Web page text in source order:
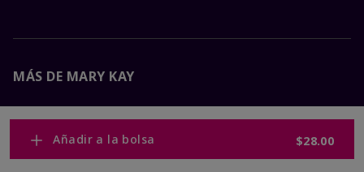
Añadir a la bolsa $28.00
MÁS DE MARY KAY
Carreras Corporativas